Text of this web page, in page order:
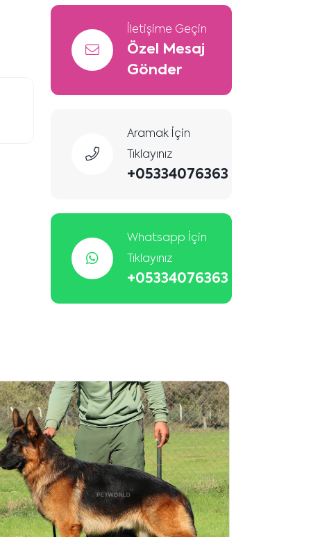
İletişime Geçin
Özel Mesaj
Gönder
Aramak İçin
Tıklayınız
+05334076363
Whatsapp İçin
Tıklayınız
+05334076363